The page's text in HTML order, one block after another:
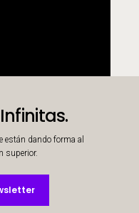
están dando forma al
superior.